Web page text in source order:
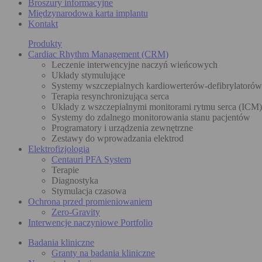
Broszury informacyjne
Międzynarodowa karta implantu
Kontakt
Produkty
Cardiac Rhythm Management (CRM)
Leczenie interwencyjne naczyń wieńcowych
Układy stymulujące
Systemy wszczepialnych kardiowerterów-
Terapia resynchronizująca serca
Układy z wszczepialnymi monitorami rytmu serca (ICM)
Systemy do zdalnego monitorowania stanu pacjentów
Programatory i urządzenia zewnętrzne
Zestawy do wprowadzania elektrod
Elektrofizjologia
Centauri PFA System
Terapie
Diagnostyka
Stymulacja czasowa
Ochrona przed promieniowaniem
Zero-Gravity
Interwencje naczyniowe Portfolio
Badania kliniczne
Granty na badania kliniczne